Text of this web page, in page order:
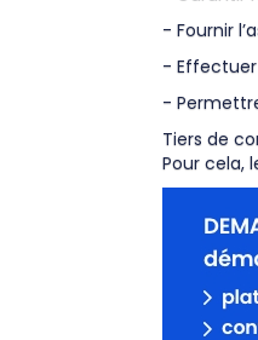
- Fournir
-
-
Tiers de
Pour cela,